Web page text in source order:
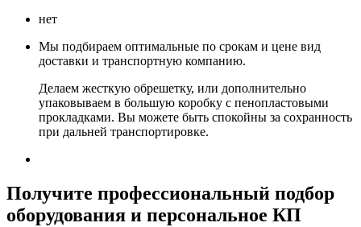
нет
Мы подбираем оптимальные по срокам и цене вид
доставки и транспортную компанию.
Делаем жесткую обрешетку, или дополнительно
упаковываем в большую коробку с пенопластовыми
прокладками. Вы можете быть спокойны за сохранность
при дальней транспортировке.
Получите профессиональный подбор
оборудования и персональное КП